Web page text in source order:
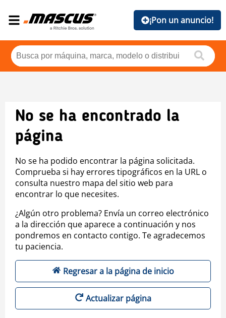
¡Pon un anuncio!
No se ha encontrado la
página
No se ha podido encontrar la página solicitada.
Comprueba si hay errores tipográficos en la URL o
consulta nuestro mapa del sitio web para
encontrar lo que necesites.
¿Algún otro problema? Envía un correo electrónico
a la dirección que aparece a continuación y nos
pondremos en contacto contigo. Te agradecemos
tu paciencia.
Regresar a la página de inicio
Actualizar página